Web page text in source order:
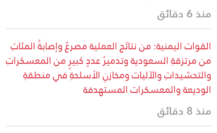
منذ 6 دقائق
القوات اليمنية: من نتائج العملية مصرعُ وإصابةُ المئاتِ
من مرتزقةِ السعودية وتدميرُ عددٍ كبيرٍ من المعسكراتِ
والتحشيداتِ والآليات ومخازنِ الأسلحةِ في منطقةِ
الوديعة والمعسكرات المستهدفة
منذ 8 دقائق